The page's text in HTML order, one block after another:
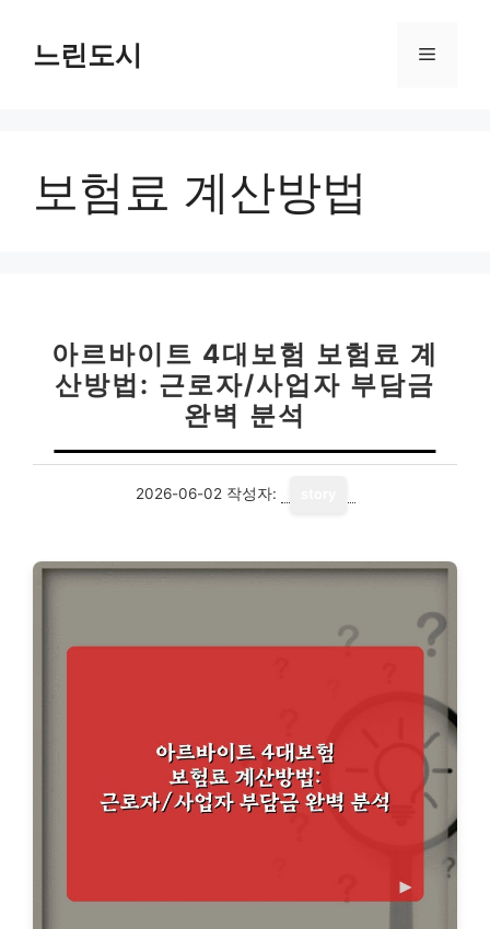
느린도시 메
보험료 계산방법
아르바이트 4대보험 보험료 계
산방법: 근로자/사업자 부담금
완벽 분석
2026-06-02 작성자: